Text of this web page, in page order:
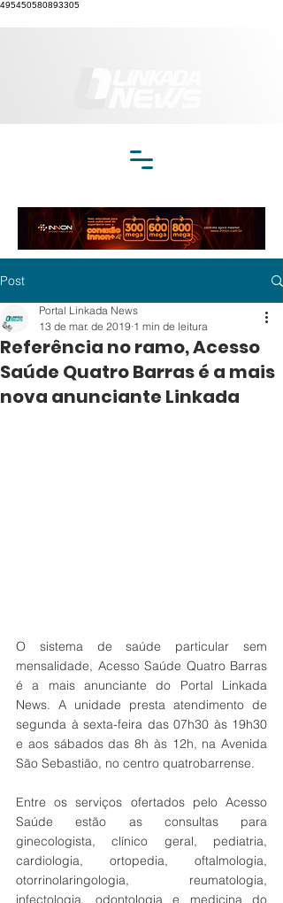
495450580893305
Post
Referência no ramo, Acesso
Saúde Quatro Barras é a mais
nova anunciante Linkada
Portal Linkada News
13 de mar. de 2019 1 min de leitura
O sistema de saúde particular sem
mensalidade, Acesso Saúde Quatro Barras
é a mais anunciante do Portal Linkada
News. A unidade presta atendimento de
segunda à sexta-feira das 07h30 às 19h30
e aos sábados das 8h às 12h, na Avenida
São Sebastião, no centro quatrobarrense.
Entre os serviços ofertados pelo Acesso
Saúde estão as consultas para
ginecologista, clínico geral, pediatria,
cardiologia, ortopedia, oftalmologia,
otorrinolaringologia, reumatologia,
infectologia, odontologia e medicina do